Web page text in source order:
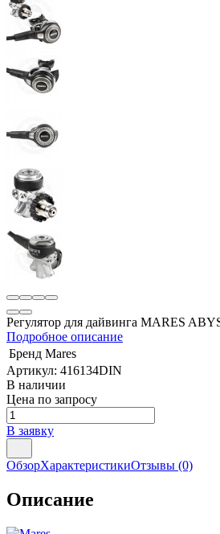
Регулятор для дайвинга MARES
Подробное описание
Бренд Mares
Артикул: 416134DIN
В наличии
Цена по запросу
В заявку
ОбзорХарактеристикиОтзывы (0)
Описание